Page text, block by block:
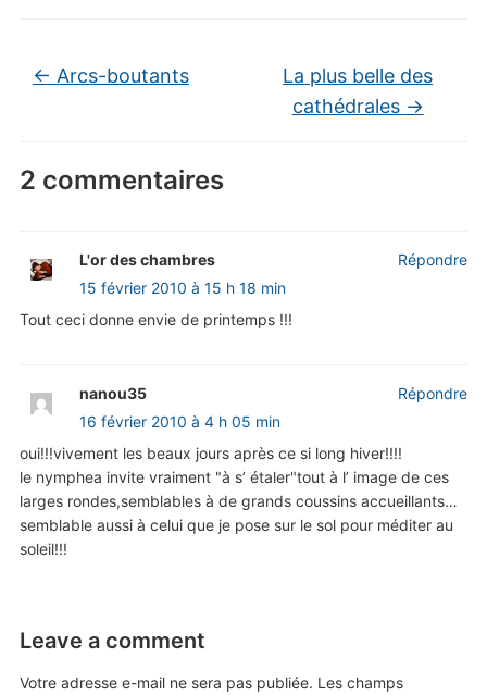
← Arcs-boutants
La plus belle des
cathédrales →
2 commentaires
L'or des chambres
15 février 2010 à 15 h 18 min
Tout ceci donne envie de printemps !!!
Répondre
nanou35
16 février 2010 à 4 h 05 min
oui!!!vivement les beaux jours après ce si long hiver!!!!
le nymphea invite vraiment "à s’ étaler"tout à l’ image de ces
larges rondes,semblables à de grands coussins accueillants…
semblable aussi à celui que je pose sur le sol pour méditer au
soleil!!!
Répondre
Leave a comment
Votre adresse e-mail ne sera pas publiée. Les champs